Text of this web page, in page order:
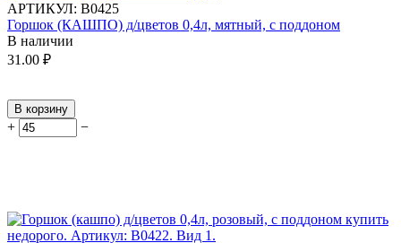
АРТИКУЛ: В0425
Горшок (КАШПО) д/цветов 0,4л, мятный, с поддоном
В наличии
31.00 ₽
В корзину
+ −